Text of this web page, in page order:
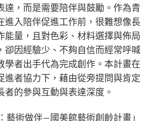
達，而是需要陪伴與鼓勵。作為青
進入陪伴促進工作前，很難想像長
能量，且對色彩、材料選擇與佈局
卻因經驗少、不夠自信而經常呼喊
學者出手代為完成創作。本計畫在
進者協力下，藉由從旁提問與肯定
者的參與互動與表達深度。
藝術做伴—國美館藝術創齡計畫」